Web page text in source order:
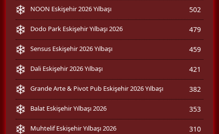
NOON Eskişehir 2026 Yılbaşı 502
Dodo Park Eskişehir Yılbaşı 2026 479
Sensus Eskişehir 2026 Yılbaşı 459
Dali Eskişehir 2026 Yılbaşı 421
Grande Arte & Pivot Pub Eskişehir 2026 Yılbaşı 382
Balat Eskişehir Yılbaşı 2026 353
Muhtelif Eskişehir Yılbaşı 2026 310